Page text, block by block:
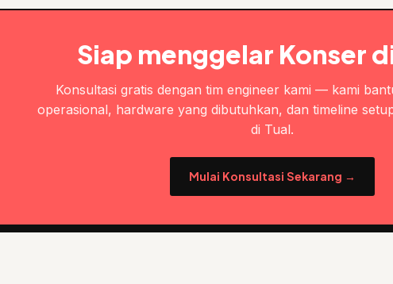
Siap menggelar Konser
Konsultasi gratis dengan tim engineer kami — kami
operasional, hardware yang dibutuhkan, dan timeline
di Tual.
Mulai Konsultasi Sekarang →